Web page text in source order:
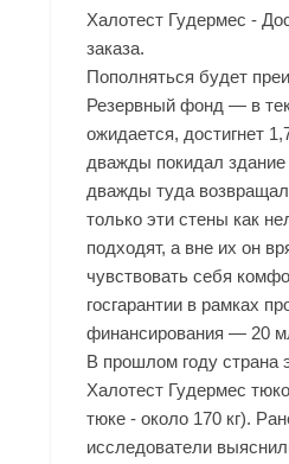
Халотест Гудермес -
заказа.
Пополняться будет
Резервный фонд — в
ожидается, достигнет
дважды покидал здание
дважды туда
только эти стены как
подходят, а вне их он
чувствовать себя
госгарантии в рамках
финансирования — 20
В прошлом году страна
Халотест Гудермес
тюке - около 170 кг).
исследователи